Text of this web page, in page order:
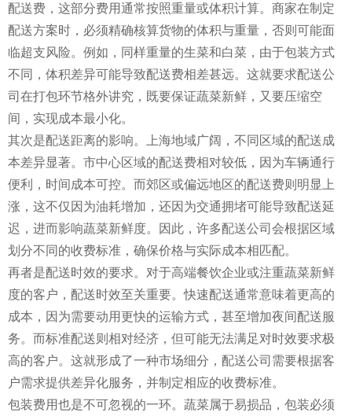
配送费，这部分费用通常按照重量或体积计算。商家在制定
配送方案时，必须精确核算货物的体积与重量，否则可能面
临超支风险。例如，同样重量的生菜和白菜，由于包装方式
不同，体积差异可能导致配送费相差甚远。这就要求配送公
司在打包环节格外讲究，既要保证蔬菜新鲜，又要压缩空
间，实现成本最小化。
其次是配送距离的影响。上海地域广阔，不同区域的配送成
本差异显著。市中心区域的配送费相对较低，因为车辆通行
便利，时间成本可控。而郊区或偏远地区的配送费则明显上
涨，这不仅因为油耗增加，还因为交通拥堵可能导致配送延
迟，进而影响蔬菜新鲜度。因此，许多配送公司会根据区域
划分不同的收费标准，确保价格与实际成本相匹配。
再者是配送时效的要求。对于高端餐饮企业或注重蔬菜新鲜
度的客户，配送时效至关重要。快速配送通常意味着更高的
成本，因为需要动用更快的运输方式，甚至增加夜间配送服
务。而标准配送则相对经济，但可能无法满足对时效要求极
高的客户。这就形成了一种市场细分，配送公司需要根据客
户需求提供差异化服务，并制定相应的收费标准。
包装费用也是不可忽视的一环。蔬菜属于易损品，包装必须